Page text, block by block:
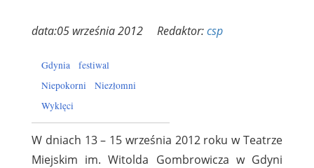
data:05 września 2012 Redaktor:csp
Gdynia
festiwal
Niepokorni
Niezłomni
Wyklęci
W dniach 13 – 15 września 2012 roku w Teatrze
Miejskim im. Witolda Gombrowicza w Gdyni